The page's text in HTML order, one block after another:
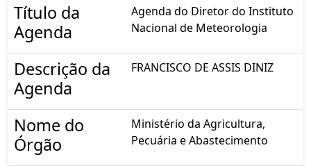
Título da
Agenda
Agenda do Diretor do Instituto
Nacional de Meteorologia
Descrição da
Agenda
FRANCISCO DE ASSIS DINIZ
Nome do
Órgão
Ministério da Agricultura,
Pecuária e Abastecimento